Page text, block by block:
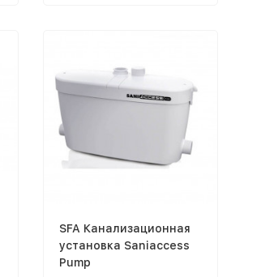
SFA Канализационная
установка Saniaccess
Pump